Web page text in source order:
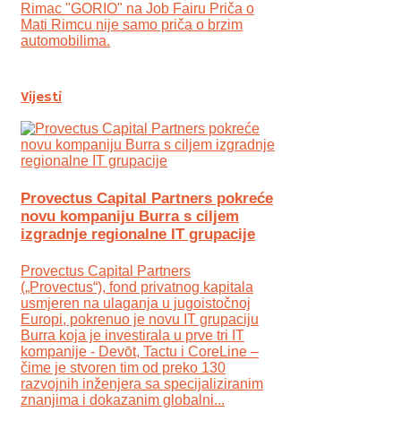
Rimac "GORIO" na Job Fairu Priča o
Mati Rimcu nije samo priča o brzim
automobilima.
Vijesti
Provectus Capital Partners pokreće
novu kompaniju Burra s ciljem
izgradnje regionalne IT grupacije
Provectus Capital Partners
(„Provectus“), fond privatnog kapitala
usmjeren na ulaganja u jugoistočnoj
Europi, pokrenuo je novu IT grupaciju
Burra koja je investirala u prve tri IT
kompanije - Devōt, Tactu i CoreLine –
čime je stvoren tim od preko 130
razvojnih inženjera sa specijaliziranim
znanjima i dokazanim globalni...